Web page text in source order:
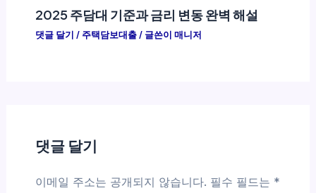
2025 주담대 기준과 금리 변동 완벽 해설
댓글 달기 / 주택담보대출/ 글쓴이 매니저
댓글 달기
이메일 주소는 공개되지 않습니다. 필수 필드는 *